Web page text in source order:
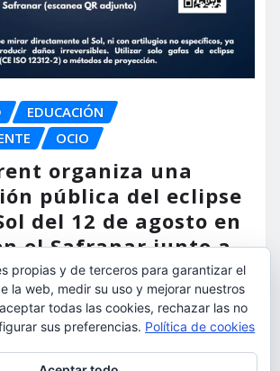
EDUCACIÓN
OCIO
organiza una
pública del eclipse
del 12 de agosto en
el Safranar junto a
AVE
Ago 5, 2026
propias y de terceros para garantizar el
la web, medir su uso y mejorar nuestros
todas las cookies, rechazar las no
sus preferencias. Política de cookies